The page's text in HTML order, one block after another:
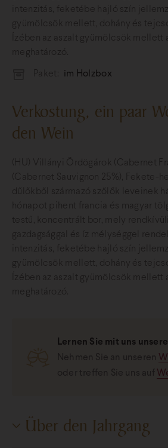
intenzitás, feketébe hajló szín
gyümölcsök mellett, dohány és
Ízében az aszalt gyümölcsök mellett
meghatározó.
Paket: im Holzbox
Verkostung, ein paar
den Wein
(HU) Villányi Ördögárok (Cabernet
(Cabernet Sauvignon 25%), Fekete-
dűlőkből származó szőlők leveinek
hónapot pihent francia és magyar
testű, koncentrált bor, mely rendkívüli
gazdagsággal és íz mélységgel
intenzitás, feketébe hajló szín
gyümölcsök mellett, dohány és
Ízében az aszalt gyümölcsök mellett
meghatározó.
Lernen Sie mit uns
Über den Jahrgang